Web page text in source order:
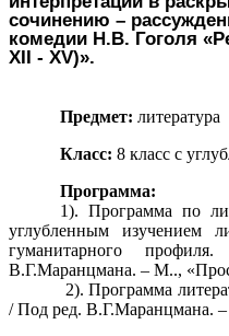
сочинению –
комедии Н.В. Гоголя
XII - XV)».
Предмет: литература
Класс: 8 класс с
Программа:
1). Программа по
углубленным изучением
гуманитарного
В.Г.Маранцмана. – М..,
2). Программа
/ Под ред. В.Г.Маранцмана.